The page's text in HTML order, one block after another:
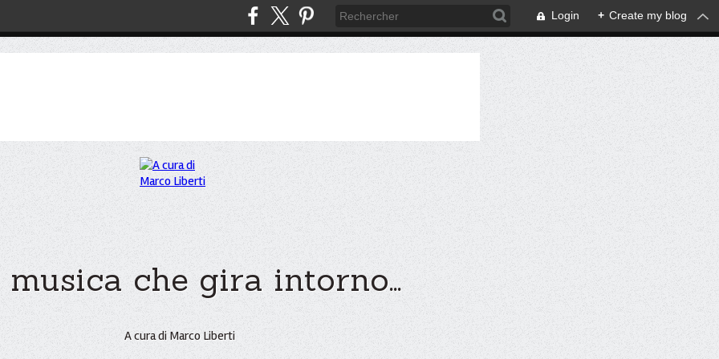
Login + Create my blog
che gira intorno...
A cura di Marco Liberti